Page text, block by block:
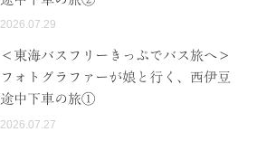
2026.07.29
＜東海バスフリーきっぷでバス旅へ＞
フォトグラファーが娘と行く、西伊豆
途中下車の旅①
2026.07.27